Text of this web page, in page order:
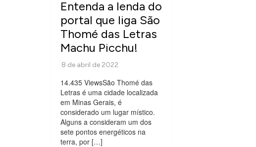
Entenda a lenda do
portal que liga São
Thomé das Letras
Machu Picchu!
14.435 ViewsSão Thomé das
Letras é uma cidade localizada
em Minas Gerais, é
considerado um lugar místico.
Alguns a consideram um dos
sete pontos energéticos na
terra, por […]